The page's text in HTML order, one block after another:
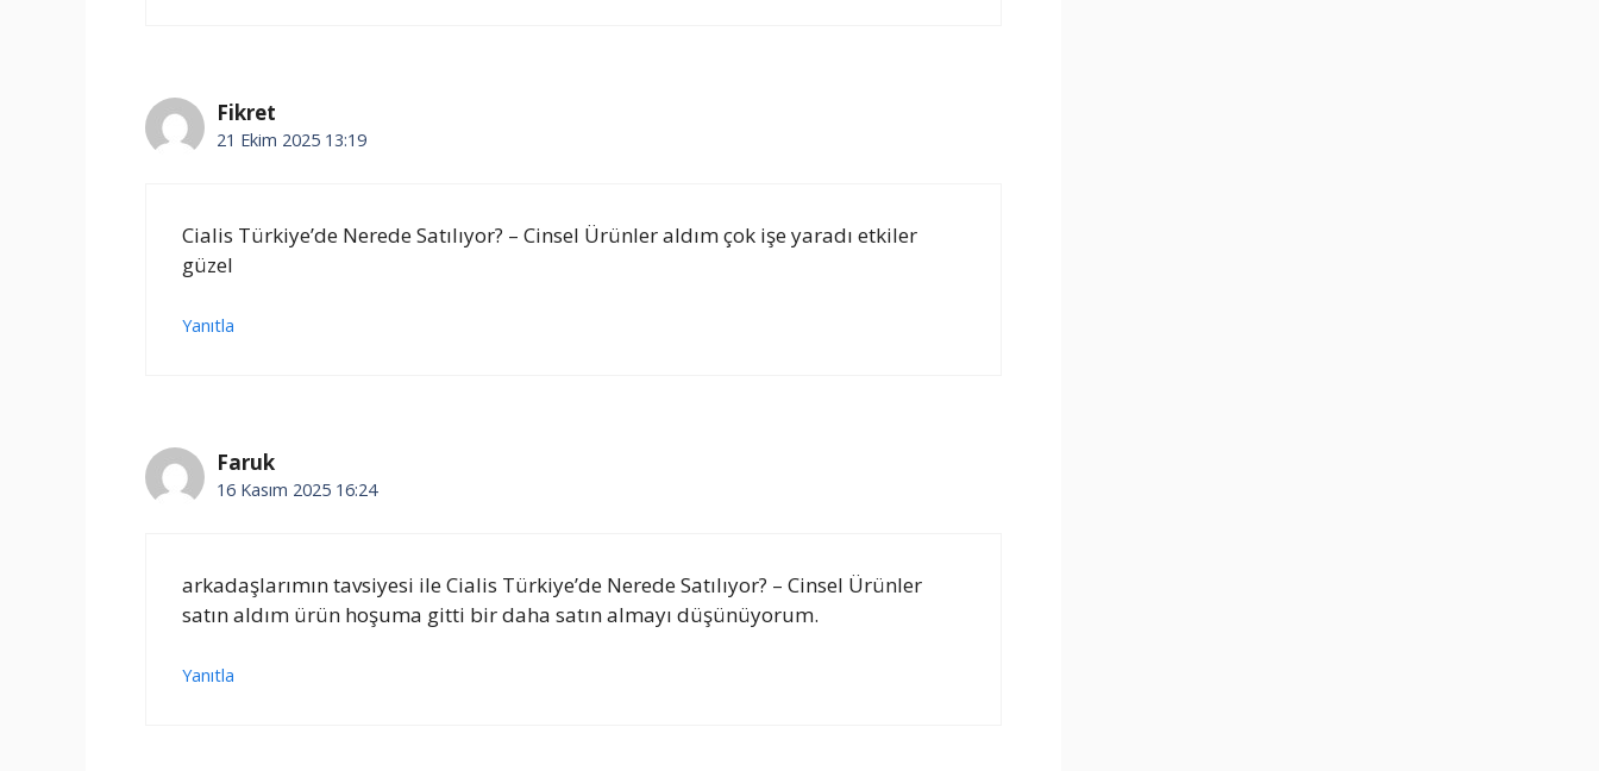
Fikret
21 Ekim 2025 13:19
Cialis Türkiye’de Nerede Satılıyor? – Cinsel Ürünler aldım çok işe yaradı etkiler
güzel
Yanıtla
Faruk
16 Kasım 2025 16:24
arkadaşlarımın tavsiyesi ile Cialis Türkiye’de Nerede Satılıyor? – Cinsel Ürünler
satın aldım ürün hoşuma gitti bir daha satın almayı düşünüyorum.
Yanıtla